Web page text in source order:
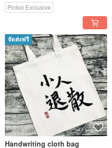
Pinkoi Exclusive
จัดส่งฟรี
Handwriting cloth bag